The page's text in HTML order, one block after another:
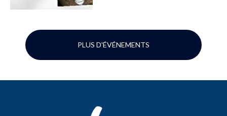
PLUS D'ÉVÉNEMENTS